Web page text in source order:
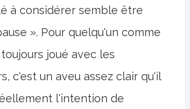
à considérer semble être
». Pour quelqu'un comme
joué avec les
c'est un aveu assez clair qu'il
l'intention de